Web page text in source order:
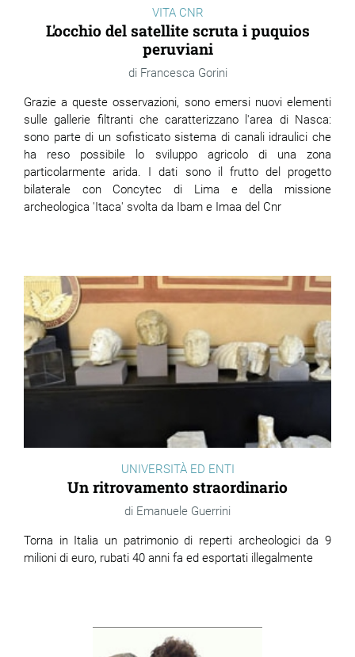
VITA CNR
L'occhio del satellite scruta i puquios
peruviani
Francesca Gorini
Grazie a queste osservazioni, sono emersi nuovi elementi
sulle gallerie filtranti che caratterizzano l'area di Nasca:
sono parte di un sofisticato sistema di canali idraulici che
ha reso possibile lo sviluppo agricolo di una zona
particolarmente arida. I dati sono il frutto del progetto
bilaterale con Concytec di Lima e della missione
archeologica 'Itaca' svolta da Ibam e Imaa del Cnr
UNIVERSITÀ ED ENTI
Un ritrovamento straordinario
Emanuele Guerrini
Torna in Italia un patrimonio di reperti archeologici da 9
milioni di euro, rubati 40 anni fa ed esportati illegalmente